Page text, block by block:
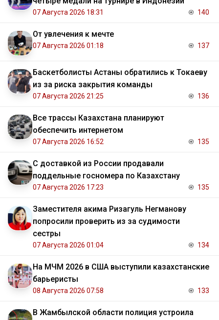
07 Августа 2026 18:31 140
От увлечения к мечте
07 Августа 2026 01:18 137
Баскетболисты Астаны обратились к Токаеву
из за риска закрытия команды
07 Августа 2026 21:25 136
Все трассы Казахстана планируют
обеспечить интернетом
07 Августа 2026 16:52 135
С доставкой из России продавали
поддельные госномера по Казахстану
07 Августа 2026 17:23 135
Заместителя акима Ризагуль Негманову
попросили проверить из за судимости
сестры
07 Августа 2026 01:04 134
На МЧМ 2026 в США выступили казахстанские
барьеристы
08 Августа 2026 07:58 133
В Жамбылской области полиция устроила